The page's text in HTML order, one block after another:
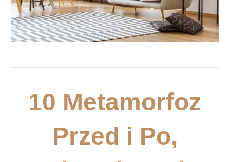
10 Metamorfoz
Przed i Po,